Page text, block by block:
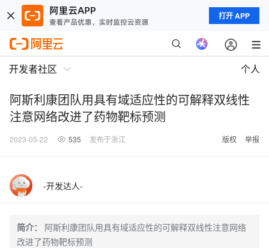
打开 APP
开发者社区 个人
阿斯利康团队用具有域适应性的可解释双线性
注意网络改进了药物靶标预测
2023-05-22 535 发布于浙江 版权 举报
-开发达人-
简介：
阿斯利康团队用具有域适应性的可解释双线性注意网络
改进了药物靶标预测